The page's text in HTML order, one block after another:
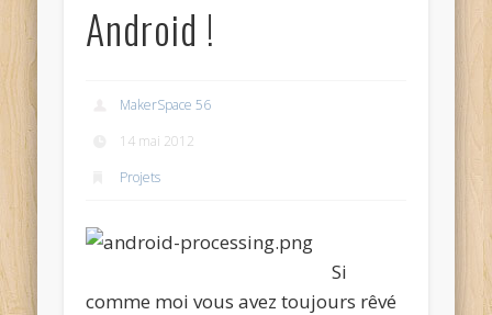
Android !
MakerSpace 56
14 mai 2012
Projets
Si
comme moi vous avez toujours rêvé